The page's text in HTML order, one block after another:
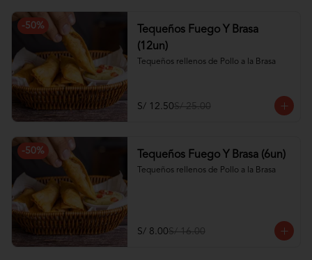
-50%
Tequeños Fuego Y Brasa
(12un)
Tequeños rellenos de Pollo a la Brasa
S/ 12.50S/ 25.00
-50% Tequeños Fuego Y Brasa (6un)
Tequeños rellenos de Pollo a la Brasa
S/ 8.00S/ 16.00